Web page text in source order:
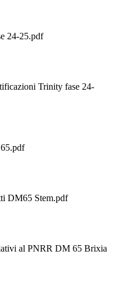
24-25.pdf
Trinity fase 24-
DM65 Stem.pdf
al PNRR DM 65 Brixia